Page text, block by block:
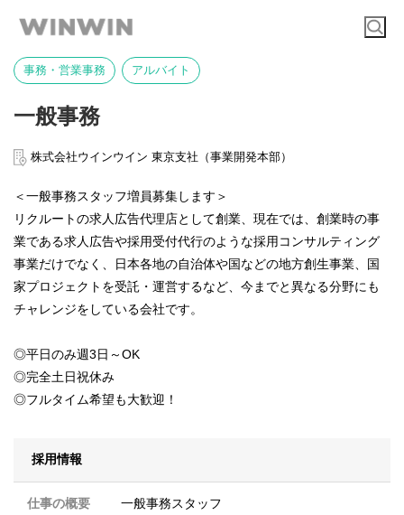
事務・営業事務 アルバイト
一般事務
株式会社ウインウイン 東京支社（事業開発本部）
＜一般事務スタッフ増員募集します＞
リクルートの求人広告代理店として創業、現在では、創業時の事
業である求人広告や採用受付代行のような採用コンサルティング
事業だけでなく、日本各地の自治体や国などの地方創生事業、国
家プロジェクトを受託・運営するなど、今までと異なる分野にも
チャレンジをしている会社です。
◎平日のみ週3日～OK
◎完全土日祝休み
◎フルタイム希望も大歓迎！
採用情報
仕事の概要 一般事務スタッフ